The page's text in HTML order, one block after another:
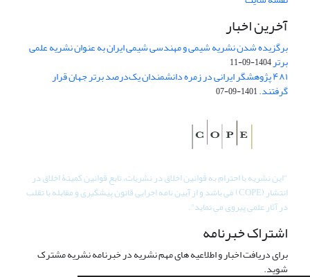
آخرین اخبار
برگزیده شدن نشریه شیمی و مهندسی شیمی ایران به عنوان نشریه علمی
برتر1404-09-11
۴۸۱ پژوهشگر ایرانی در زمره دانشمندان یک‌درصد برتر جهان قرار
گرفتند.1401-09-07
"این نشریه با احترام به قوانین اخلاق در نشریات، تابع قوانین کمیتۀ اخلاق در
انتشار (COPE) می باشد و از آیین نامه اجرایی قانون پیشگیری و مقابله با تقلب
در آثار علمی پیروی می نماید".
اشتراک خبرنامه
برای دریافت اخبار و اطلاعیه های مهم نشریه در خبرنامه نشریه مشترک
شوید.